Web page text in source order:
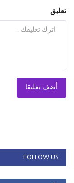
تعليق
أضف تعليقا
FOLLOW US